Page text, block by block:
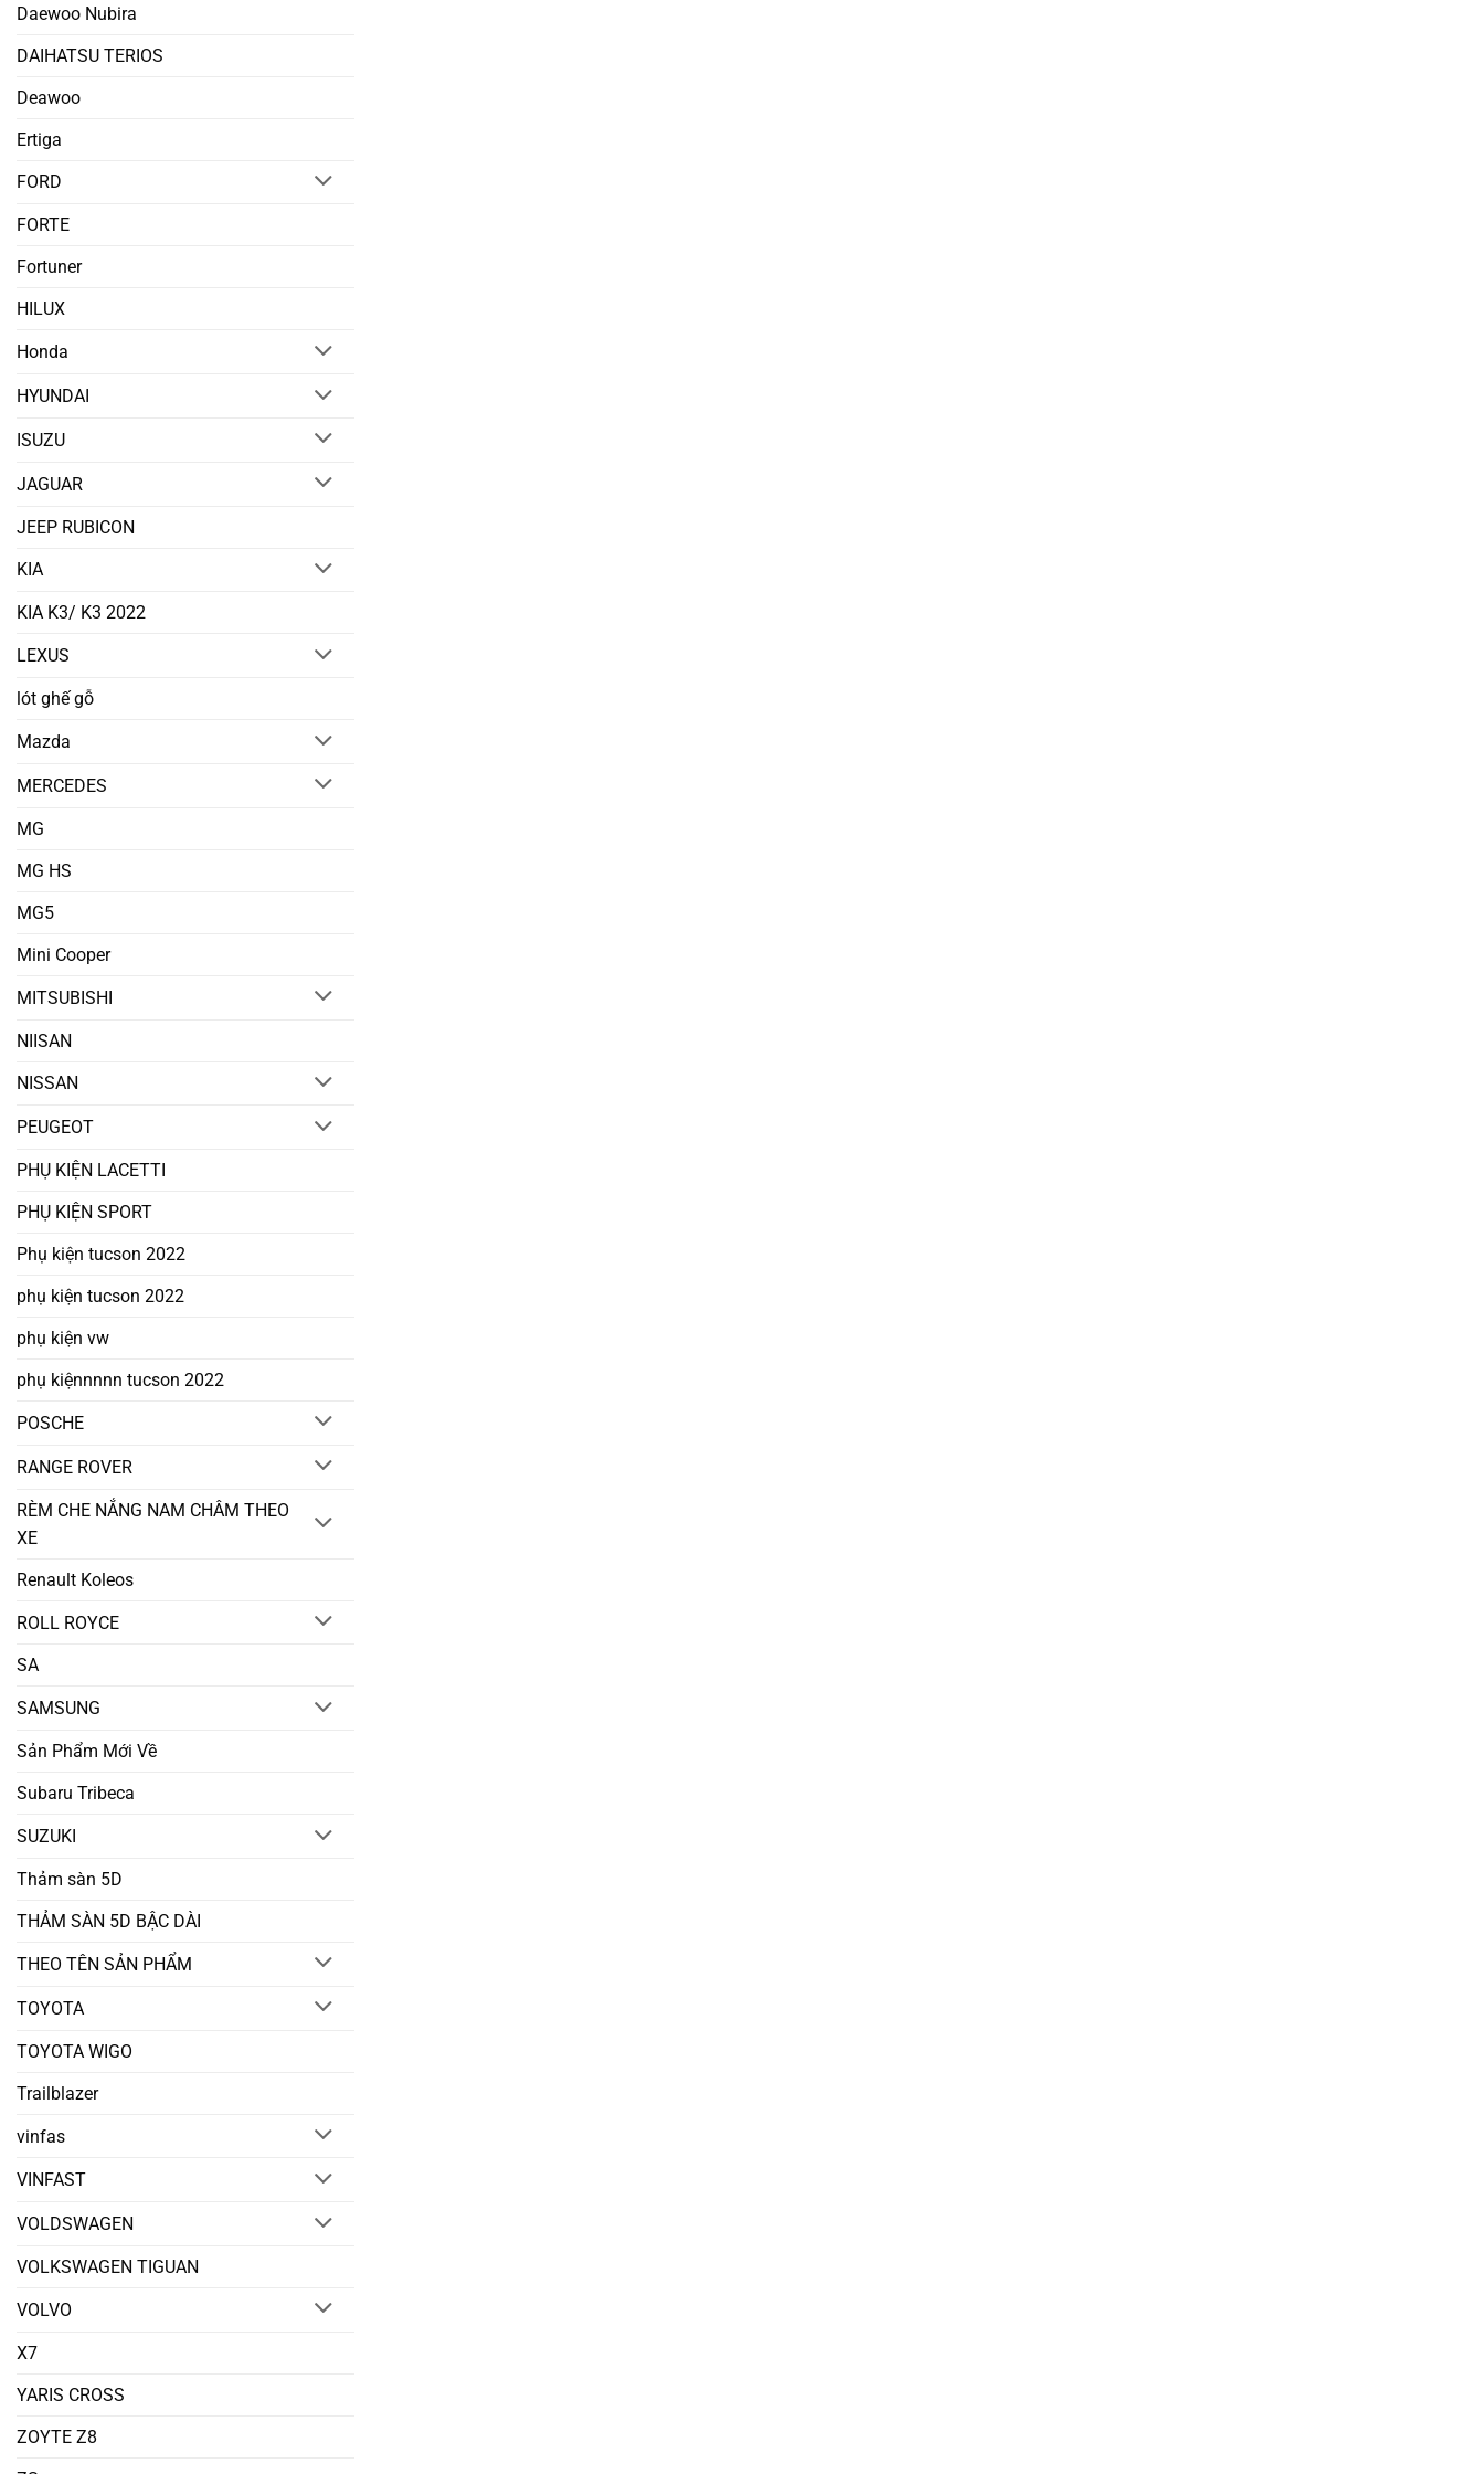
Daewoo Nubira
DAIHATSU TERIOS
Deawoo
Ertiga
FORD
FORTE
Fortuner
HILUX
Honda
HYUNDAI
ISUZU
JAGUAR
JEEP RUBICON
KIA
KIA K3/ K3 2022
LEXUS
lót ghế gỗ
Mazda
MERCEDES
MG
MG HS
MG5
Mini Cooper
MITSUBISHI
NIISAN
NISSAN
PEUGEOT
PHỤ KIỆN LACETTI
PHỤ KIỆN SPORT
Phụ kiện tucson 2022
phụ kiện tucson 2022
phụ kiện vw
phụ kiệnnnnn tucson 2022
POSCHE
RANGE ROVER
RÈM CHE NẮNG NAM CHÂM THEO
XE
Renault Koleos
ROLL ROYCE
SA
SAMSUNG
Sản Phẩm Mới Về
Subaru Tribeca
SUZUKI
Thảm sàn 5D
THẢM SÀN 5D BẬC DÀI
THEO TÊN SẢN PHẨM
TOYOTA
TOYOTA WIGO
Trailblazer
vinfas
VINFAST
VOLDSWAGEN
VOLKSWAGEN TIGUAN
VOLVO
X7
YARIS CROSS
ZOYTE Z8